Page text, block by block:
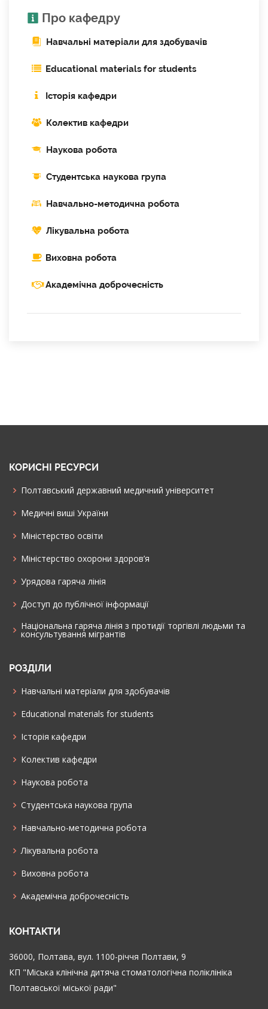
Про кафедру
Навчальні матеріали для здобувачів
Educational materials for students
Історія кафедри
Колектив кафедри
Наукова робота
Cтудентська наукова група
Навчально-методична робота
Лікувальна робота
Виховна робота
Академічна доброчесність
КОРИСНІ РЕСУРСИ
Полтавський державний медичний університет
Медичні виші України
Міністерство освіти
Міністерство охорони здоров’я
Урядова гаряча лінія
Доступ до публічної інформації
Національна гаряча лінія з протидії торгівлі людьми та
консультування мiгрантiв
РОЗДІЛИ
Навчальні матеріали для здобувачів
Educational materials for students
Історія кафедри
Колектив кафедри
Наукова робота
Cтудентська наукова група
Навчально-методична робота
Лікувальна робота
Виховна робота
Академічна доброчесність
КОНТАКТИ
36000, Полтава, вул. 1100-річчя Полтави, 9
КП "Міська клінічна дитяча стоматологічна поліклініка
Полтавської міської ради"